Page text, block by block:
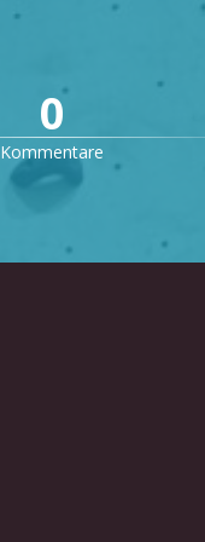
0
Kommentare